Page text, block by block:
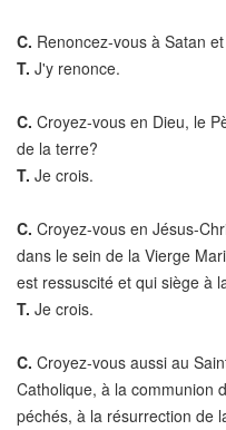
C. Renoncez-vous à Satan
T. J'y renonce.
C. Croyez-vous en Dieu, le
de la terre?
T. Je crois.
C. Croyez-vous en Jésus-
dans le sein de la Vierge
est ressuscité et qui siège à
T. Je crois.
C. Croyez-vous aussi au
Catholique, à la communion
péchés, à la résurrection de